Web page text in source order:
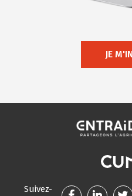
JE
Suivez-